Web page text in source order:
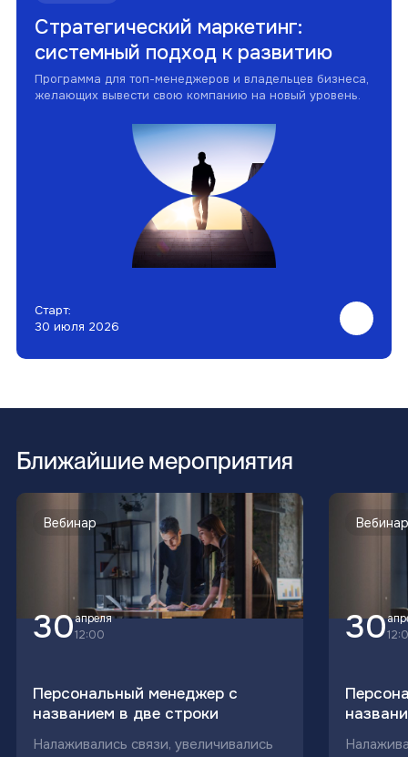
Стратегический маркетинг:
системный подход к развитию
Программа для топ-менеджеров и владельцев бизнеса,
желающих вывести свою компанию на новый уровень.
Старт:
30 июля 2026
Ближайшиемероприятия
Вебинар
30апреля
12:00
Персональный менеджер с
названием в две строки
Налаживались связи, увеличивались
Вебинар
30